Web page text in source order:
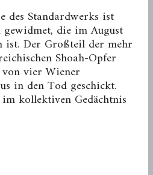
des Standardwerks ist
die im August
ist. Der Großteil der mehr
Shoah-Opfer
vier Wiener
in den Tod geschickt.
kollektiven Gedächtnis